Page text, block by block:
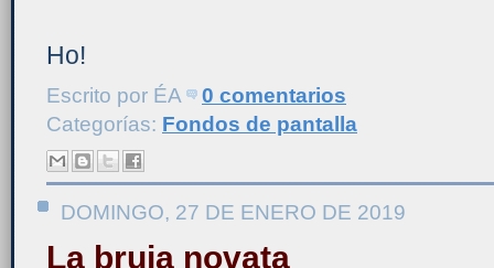
Ho!
Escrito por ÉA
0 comentarios
Categorías: Fondos de pantalla
DOMINGO, 27 DE ENERO DE 2019
La bruja novata